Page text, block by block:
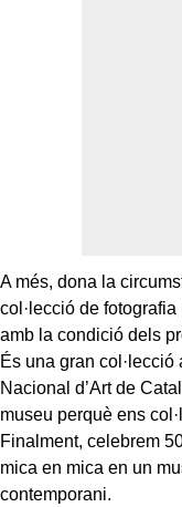
A més, dona la
col·lecció de
amb la condició dels
És una gran
Nacional d’Art de
museu perquè ens
Finalment, celebrem
mica en mica en un
contemporani.